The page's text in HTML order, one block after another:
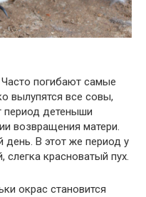
погибают самые
вылупятся все совы,
период детеныши
возвращения матери.
день. В этот же период у
слегка красноватый пух.
окрас становится